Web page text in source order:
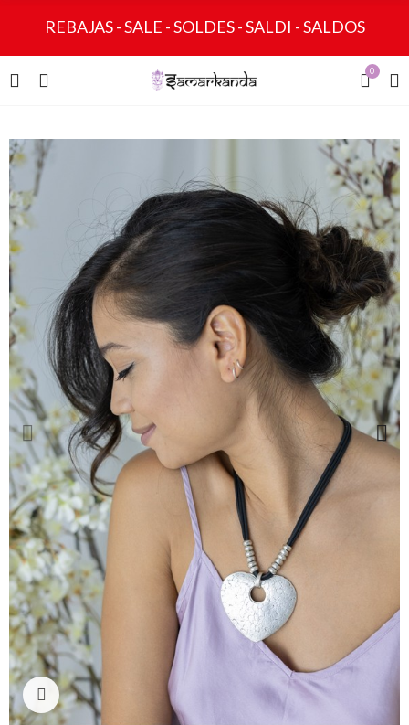
REBAJAS - SALE - SOLDES - SALDI - SALDOS
0
Ampliar